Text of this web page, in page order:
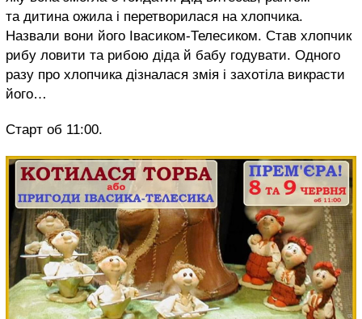
та дитина ожила і перетворилася на хлопчика.
Назвали вони його Івасиком-Телесиком. Став хлопчик
рибу ловити та рибою діда й бабу годувати. Одного
разу про хлопчика дізналася змія і захотіла викрасти
його…
Старт об 11:00.